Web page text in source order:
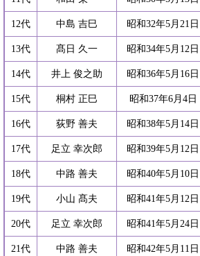
12代 中島 吉巳 昭和32年5月21日
13代 髙日 久一 昭和34年5月12日
14代 井上 俊之助 昭和36年5月16日
15代 桐村 正巳 昭和37年6月4日
16代 荻野 善夫 昭和38年5月14日
17代 足立 幸次郎 昭和39年5月12日
18代 中路 善夫 昭和40年5月10日
19代 小山 髙夫 昭和41年5月12日
20代 足立 幸次郎 昭和41年5月24日
21代 中路 善夫 昭和42年5月11日